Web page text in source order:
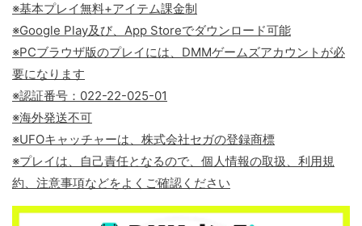
※基本プレイ無料+アイテム課金制
※Google Play及び、App Storeでダウンロード可能
※PCブラウザ版のプレイには、DMMゲームズアカウントが必
要になります
※認証番号：022-22-025-01
※海外発送不可
※UFOキャッチャーは、株式会社セガの登録商標
※プレイは、自己責任となるので、個人情報の取扱、利用規
約、注意事項などをよくご確認ください